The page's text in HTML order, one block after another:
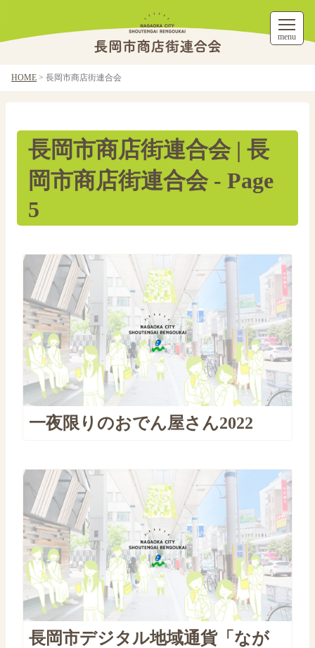
menu
HOME > 長岡市商店街連合会
長岡市商店街連合会 | 長
岡市商店街連合会 - Page
5
一夜限りのおでん屋さん2022
長岡市デジタル地域通貨「なが